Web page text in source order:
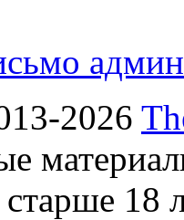
2026
18